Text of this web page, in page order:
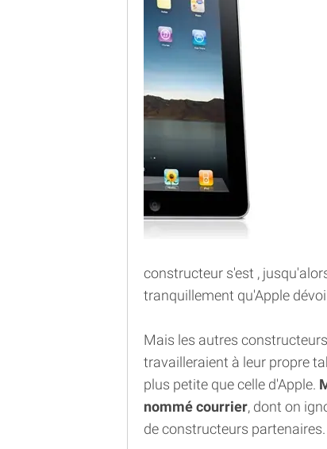
constructeur s'est ,
tranquillement qu'Apple
Mais les autres
travailleraient à leur propre
plus petite que celle d'Apple.
nommé courrier, dont on
de constructeurs partenaires.